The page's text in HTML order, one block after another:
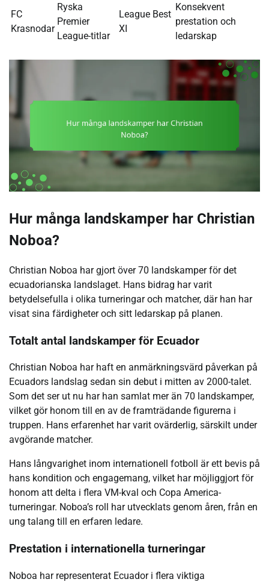
FC
Krasnodar
Ryska
Premier
League-titlar
League Best
XI
Konsekvent
prestation och
ledarskap
Hur många landskamper har Christian
Noboa?
Christian Noboa har gjort över 70 landskamper för det
ecuadorianska landslaget. Hans bidrag har varit
betydelsefulla i olika turneringar och matcher, där han har
visat sina färdigheter och sitt ledarskap på planen.
Totalt antal landskamper för Ecuador
Christian Noboa har haft en anmärkningsvärd påverkan på
Ecuadors landslag sedan sin debut i mitten av 2000-talet.
Som det ser ut nu har han samlat mer än 70 landskamper,
vilket gör honom till en av de framträdande figurerna i
truppen. Hans erfarenhet har varit ovärderlig, särskilt under
avgörande matcher.
Hans långvarighet inom internationell fotboll är ett bevis på
hans kondition och engagemang, vilket har möjliggjort för
honom att delta i flera VM-kval och Copa America-
turneringar. Noboa’s roll har utvecklats genom åren, från en
ung talang till en erfaren ledare.
Prestation i internationella turneringar
Noboa har representerat Ecuador i flera viktiga